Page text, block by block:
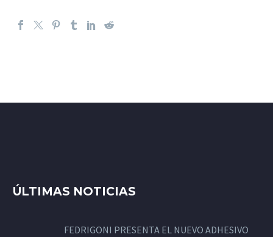
ÚLTIMAS NOTICIAS
FEDRIGONI PRESENTA EL NUEVO ADHESIVO